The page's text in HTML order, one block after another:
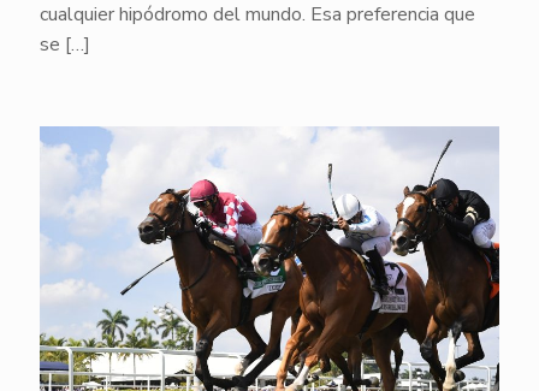
cualquier hipódromo del mundo. Esa preferencia que
se […]